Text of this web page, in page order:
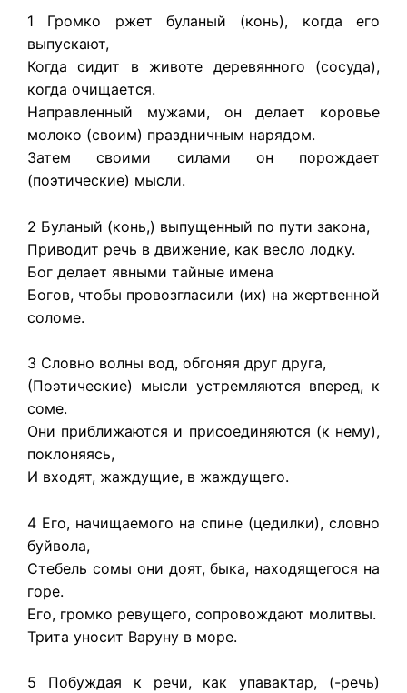
1 Громко ржет буланый (конь), когда его
выпускают,
Когда сидит в животе деревянного (сосуда),
когда очищается.
Направленный мужами, он делает коровье
молоко (своим) праздничным нарядом.
Затем своими силами он порождает
(поэтические) мысли.
2 Буланый (конь,) выпущенный по пути закона,
Приводит речь в движение, как весло лодку.
Бог делает явными тайные имена
Богов, чтобы провозгласили (их) на жертвенной
соломе.
3 Словно волны вод, обгоняя друг друга,
(Поэтические) мысли устремляются вперед, к
соме.
Они приближаются и присоединяются (к нему),
поклоняясь,
И входят, жаждущие, в жаждущего.
4 Его, начищаемого на спине (цедилки), словно
буйвола,
Стебель сомы они доят, быка, находящегося на
горе.
Его, громко ревущего, сопровождают молитвы.
Трита уносит Варуну в море.
5 Побуждая к речи, как упавактар, (-речь)